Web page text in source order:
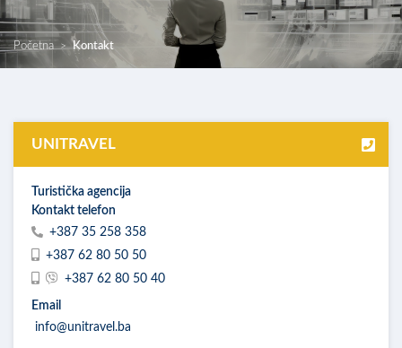
Početna Kontakt
UNITRAVEL
Turistička agencija
Kontakt telefon
+387 35 258 358
+387 62 80 50 50
+387 62 80 50 40
Email
info@unitravel.ba